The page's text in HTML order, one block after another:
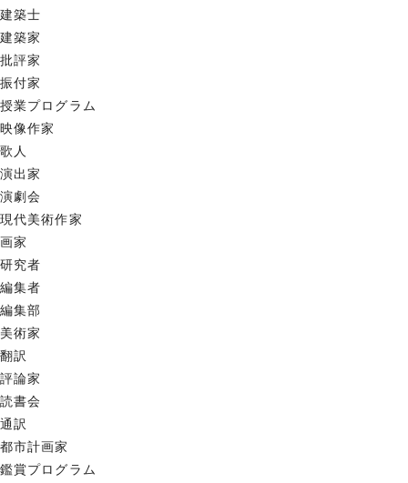
建築士
建築家
批評家
振付家
授業プログラム
映像作家
歌人
演出家
演劇会
現代美術作家
画家
研究者
編集者
編集部
美術家
翻訳
評論家
読書会
通訳
都市計画家
鑑賞プログラム